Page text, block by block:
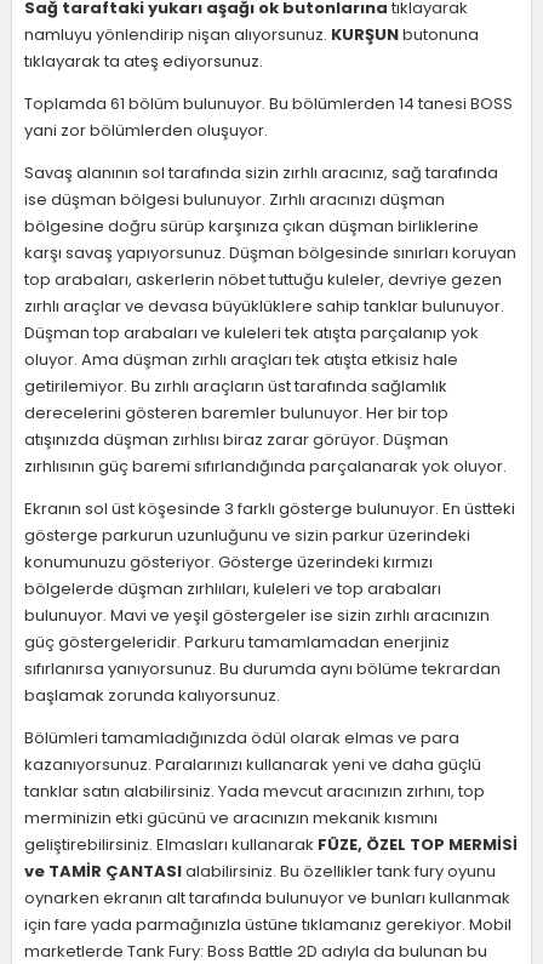
Sağ taraftaki yukarı aşağı ok butonlarına tıklayarak
namluyu yönlendirip nişan alıyorsunuz. KURŞUNbutonuna
tıklayarak ta ateş ediyorsunuz.
Toplamda 61 bölüm bulunuyor. Bu bölümlerden 14 tanesi BOSS
yani zor bölümlerden oluşuyor.
Savaş alanının sol tarafında sizin zırhlı aracınız, sağ tarafında
ise düşman bölgesi bulunuyor. Zırhlı aracınızı düşman
bölgesine doğru sürüp karşınıza çıkan düşman birliklerine
karşı savaş yapıyorsunuz. Düşman bölgesinde sınırları koruyan
top arabaları, askerlerin nöbet tuttuğu kuleler, devriye gezen
zırhlı araçlar ve devasa büyüklüklere sahip tanklar bulunuyor.
Düşman top arabaları ve kuleleri tek atışta parçalanıp yok
oluyor. Ama düşman zırhlı araçları tek atışta etkisiz hale
getirilemiyor. Bu zırhlı araçların üst tarafında sağlamlık
derecelerini gösteren baremler bulunuyor. Her bir top
atışınızda düşman zırhlısı biraz zarar görüyor. Düşman
zırhlısının güç baremi sıfırlandığında parçalanarak yok oluyor.
Ekranın sol üst köşesinde 3 farklı gösterge bulunuyor. En üstteki
gösterge parkurun uzunluğunu ve sizin parkur üzerindeki
konumunuzu gösteriyor. Gösterge üzerindeki kırmızı
bölgelerde düşman zırhlıları, kuleleri ve top arabaları
bulunuyor. Mavi ve yeşil göstergeler ise sizin zırhlı aracınızın
güç göstergeleridir. Parkuru tamamlamadan enerjiniz
sıfırlanırsa yanıyorsunuz. Bu durumda aynı bölüme tekrardan
başlamak zorunda kalıyorsunuz.
Bölümleri tamamladığınızda ödül olarak elmas ve para
kazanıyorsunuz. Paralarınızı kullanarak yeni ve daha güçlü
tanklar satın alabilirsiniz. Yada mevcut aracınızın zırhını, top
merminizin etki gücünü ve aracınızın mekanik kısmını
geliştirebilirsiniz. Elmasları kullanarak FÜZE, ÖZEL TOP MERMİSİ
ve TAMİR ÇANTASIalabilirsiniz. Bu özellikler tank fury oyunu
oynarken ekranın alt tarafında bulunuyor ve bunları kullanmak
için fare yada parmağınızla üstüne tıklamanız gerekiyor. Mobil
marketlerde Tank Fury: Boss Battle 2D adıyla da bulunan bu